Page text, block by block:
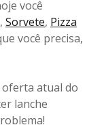
você
, Sorvete, Pizza
você precisa,
atual do
lanche